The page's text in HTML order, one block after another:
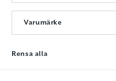
Varumärke
Rensa alla